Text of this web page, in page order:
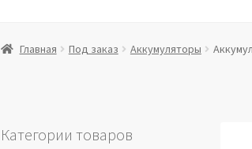
Главная Витрина Мой аккаунт Политика в
Главная Под заказ Аккумуляторы
Категории товаров